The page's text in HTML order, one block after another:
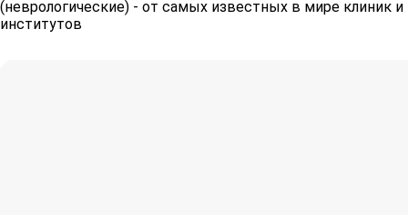
(неврологические) - от самых известных в мире клиник и
институтов